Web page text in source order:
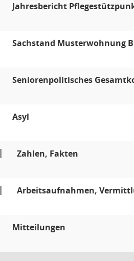
Jahresbericht
Sachstand Musterwohnung
Seniorenpolitisches
Asyl
Zahlen, Fakten
Arbeitsaufnahmen,
Mitteilungen